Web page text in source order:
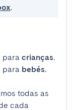
.
para crianças.
para bebés.
todas as
cada